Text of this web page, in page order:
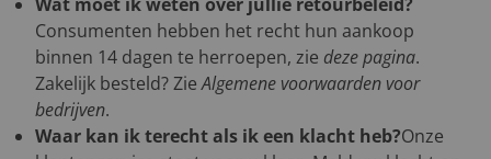
Consumenten hebben het recht hun aankoop
binnen 14 dagen te herroepen, zie deze pagina.
Zakelijk besteld? ZieAlgemene voorwaarden voor
bedrijven.
Waar kan ik terecht als ik een klacht heb?Onze